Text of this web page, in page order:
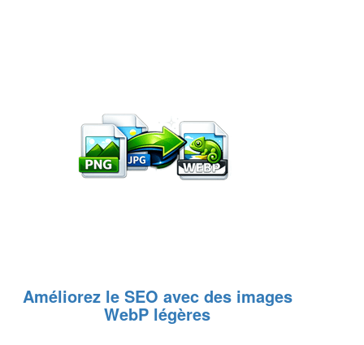
Améliorez le SEO avec des images
WebP légères